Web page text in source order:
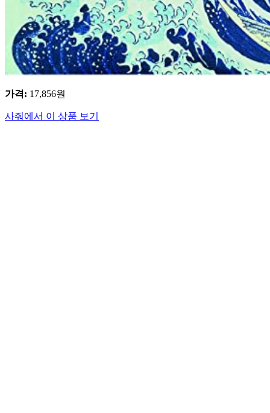
가격: 17,856원
사줘에서 이 상품 보기